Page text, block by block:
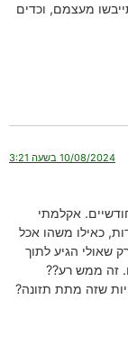
מעצמם, וכדים
10/08/2024 בשעה 3:21
אקלמתי
כאילו משהו אכל
שאולי הגיע לתוך
זה ממש רע??
שזה מתת תזונה?